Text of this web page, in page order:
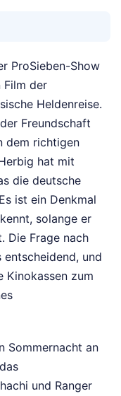
ProSieben-Show
Film der
Heldenreise.
Freundschaft
dem richtigen
hat mit
die deutsche
ist ein Denkmal
solange er
Die Frage nach
und
Kinokassen zum
Sommernacht an
und Ranger